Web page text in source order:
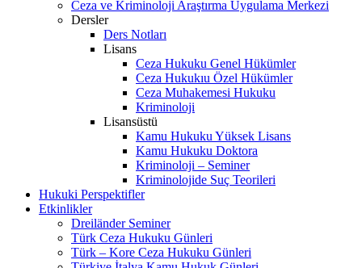
Ceza ve Kriminoloji Araştırma Uygulama Merkezi
Dersler
Ders Notları
Lisans
Ceza Hukuku Genel Hükümler
Ceza Hukukıu Özel Hükümler
Ceza Muhakemesi Hukuku
Kriminoloji
Lisansüstü
Kamu Hukuku Yüksek Lisans
Kamu Hukuku Doktora
Kriminoloji – Seminer
Kriminolojide Suç Teorileri
Hukuki Perspektifler
Etkinlikler
Dreiländer Seminer
Türk Ceza Hukuku Günleri
Türk – Kore Ceza Hukuku Günleri